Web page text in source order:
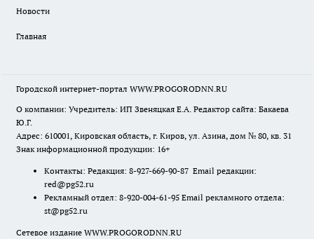
Новости
Главная
Городской интернет-портал WWW.PROGORODNN.RU
О компании: Учредитель: ИП Звеняцкая Е.А. Редактор сайта: Бакаева
Ю.Г.
Адрес: 610001, Кировская область, г. Киров, ул. Азина, дом № 80, кв. 31
Знак информационной продукции: 16+
Контакты: Редакция: 8-927-669-90-87 Email редакции:
red@pg52.ru
Рекламный отдел: 8-920-004-61-95 Email рекламного отдела:
st@pg52.ru
Сетевое издание WWW.PROGORODNN.RU